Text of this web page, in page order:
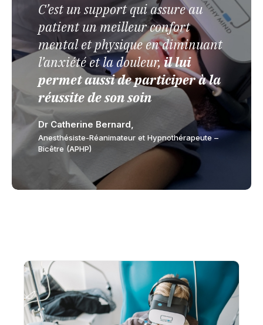
C’est un support qui assure au
patient un meilleur confort
mental et physique en diminuant
l’anxiété et la douleur,il lui
permet aussi de participer à la
réussite de son soin
Dr Catherine Bernard,
Anesthésiste-Réanimateur et Hypnothérapeute –
Bicêtre (APHP)